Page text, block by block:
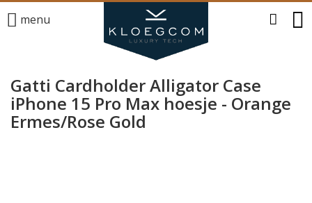
menu
Gatti Cardholder Alligator Case
iPhone 15 Pro Max hoesje - Orange
Ermes/Rose Gold